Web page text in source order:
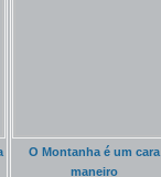
O Montanha é um cara
maneiro